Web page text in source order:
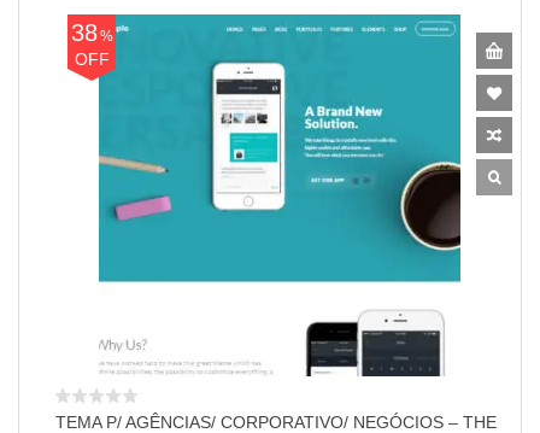
38%
OFF
TEMA P/ AGÊNCIAS/ CORPORATIVO/ NEGÓCIOS – THE